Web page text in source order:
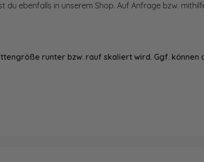
ebenfalls in unserem Shop. Auf Anfrage bzw.
runter bzw. rauf skaliert wird. Ggf.